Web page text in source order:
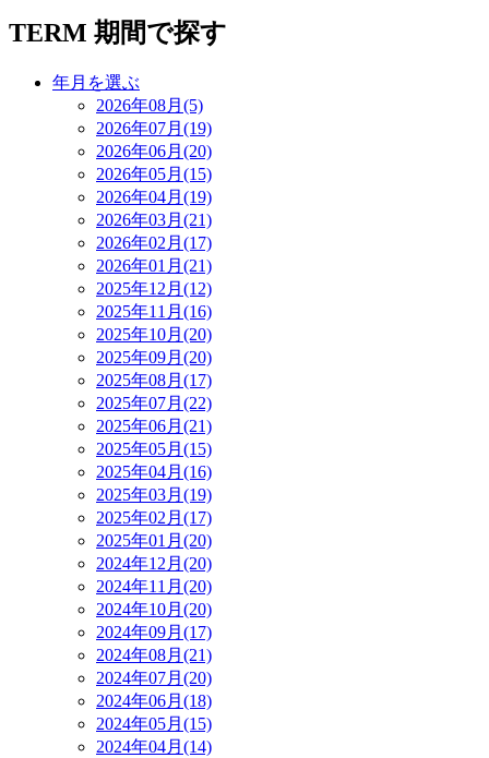
TERM 期間で探す
年月を選ぶ
2026年08月(5)
2026年07月(19)
2026年06月(20)
2026年05月(15)
2026年04月(19)
2026年03月(21)
2026年02月(17)
2026年01月(21)
2025年12月(12)
2025年11月(16)
2025年10月(20)
2025年09月(20)
2025年08月(17)
2025年07月(22)
2025年06月(21)
2025年05月(15)
2025年04月(16)
2025年03月(19)
2025年02月(17)
2025年01月(20)
2024年12月(20)
2024年11月(20)
2024年10月(20)
2024年09月(17)
2024年08月(21)
2024年07月(20)
2024年06月(18)
2024年05月(15)
2024年04月(14)